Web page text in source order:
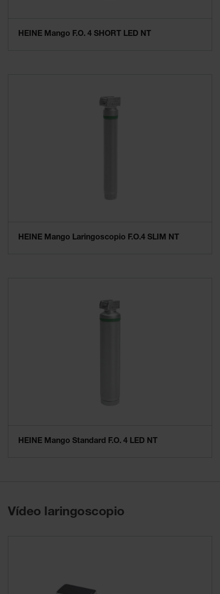
HEINE Mango F.O. 4 SHORT LED NT
HEINE Mango Laringoscopio F.O.4 SLIM NT
HEINE Mango Standard F.O. 4 LED NT
Vídeo laringoscopio